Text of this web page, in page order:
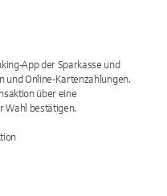
App der Sparkasse und
und Online-Kartenzahlungen.
über eine
Wahl bestätigen.